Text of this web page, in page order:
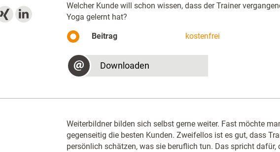
Welcher Kunde will schon wissen, dass der Trainer
Yoga gelernt hat?
Beitrag kostenfrei
Downloaden
Weiterbildner bilden sich selbst gerne weiter. Fast möchte
gegenseitig die besten Kunden. Zweifellos ist es gut, dass
persönlich schätzen, was sie beruflich tun. Das spricht dafür,